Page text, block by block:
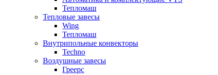
Тепломаш
Тепловые завесы
Wing
Тепломаш
Внутрипольные конвекторы
Techno
Воздушные завесы
Греерс